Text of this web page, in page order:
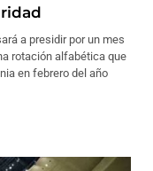
a presidir por un mes
rotación alfabética que
en febrero del año